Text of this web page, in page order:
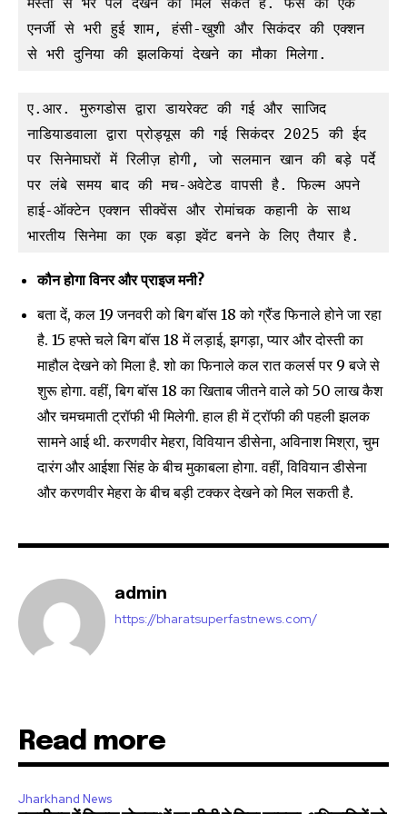
Join our community of
SUBSCRIBERS and be part of the
conversation.
To subscribe, simply enter your email address on our website
your privacy and won't spam your inbox. Your information is
SUBSCRIBE
I've read and accept thePrivacy Policy.
एनर्जी से भरी हुई शाम, हंसी-खुशी और सिकंदर की एक्शन
से भरी दुनिया की झलकियां देखने का मौका मिलेगा.
ए.आर. मुरुगडोस द्वारा डायरेक्ट की गई और साजिद
नाडियाडवाला द्वारा प्रोड्यूस की गई सिकंदर 2025 की ईद
पर सिनेमाघरों में रिलीज़ होगी, जो सलमान खान की बड़े पर्दे
पर लंबे समय बाद की मच-अवेटेड वापसी है. फिल्म अपने
हाई-ऑक्टेन एक्शन सीक्वेंस और रोमांचक कहानी के साथ
भारतीय सिनेमा का एक बड़ा इवेंट बनने के लिए तैयार है.
कौन होगा विनर और प्राइज मनी?
बता दें, कल 19 जनवरी को बिग बॉस 18 को ग्रैंड फिनाले होने जा रहा
है. 15 हफ्ते चले बिग बॉस 18 में लड़ाई, झगड़ा, प्यार और दोस्ती का
माहौल देखने को मिला है. शो का फिनाले कल रात कलर्स पर 9 बजे से
शुरू होगा. वहीं, बिग बॉस 18 का खिताब जीतने वाले को 50 लाख कैश
और चमचमाती ट्रॉफी भी मिलेगी. हाल ही में ट्रॉफी की पहली झलक
सामने आई थी. करणवीर मेहरा, विवियान डीसेना, अविनाश मिश्रा, चुम
दारंग और आईशा सिंह के बीच मुकाबला होगा. वहीं, विवियान डीसेना
और करणवीर मेहरा के बीच बड़ी टक्कर देखने को मिल सकती है.
admin
https://bharatsuperfastnews.com/
Read more
Jharkhand News